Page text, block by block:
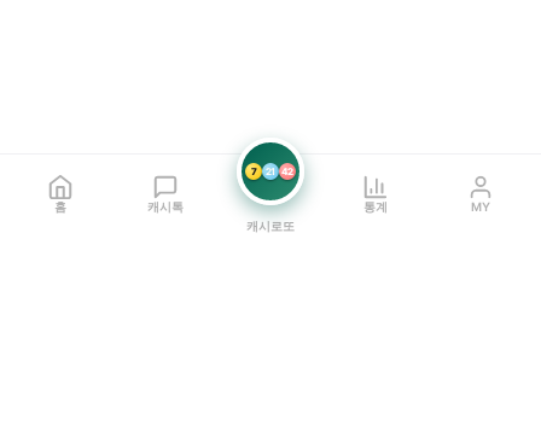
홈 캐시톡
7 21 42
캐시로또
통계 MY